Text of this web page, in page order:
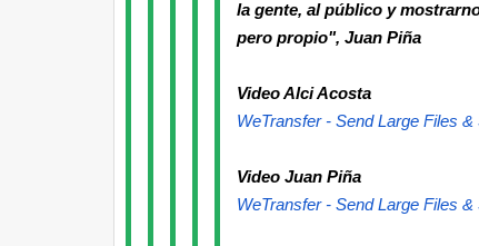
la gente, al público y
pero propio", Juan Piña
Video Alci Acosta
WeTransfer - Send Large Files
Video Juan Piña
WeTransfer - Send Large Files